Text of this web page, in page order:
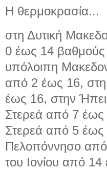
Η θερμοκρασία...
στη Δυτική
0 έως 14 βαθμούς
υπόλοιπη
από 2 έως 16,
έως 16, στην
Στερεά από 7 έως
Στερεά από 5 έως
Πελοπόννησο
του Ιονίου από